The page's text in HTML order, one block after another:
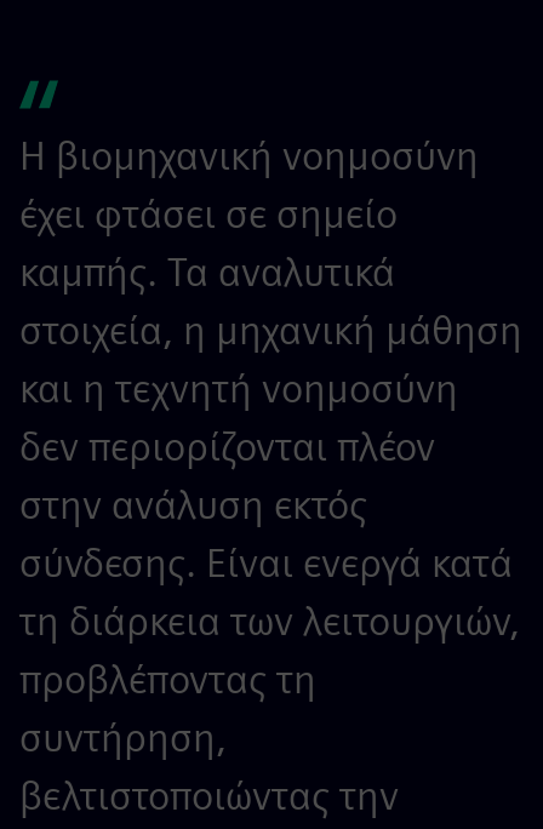
Η βιομηχανική νοημοσύνη
έχει φτάσει σε σημείο
καμπής. Τα αναλυτικά
στοιχεία, η μηχανική μάθηση
και η τεχνητή νοημοσύνη
δεν περιορίζονται πλέον
στην ανάλυση εκτός
σύνδεσης. Είναι ενεργά κατά
τη διάρκεια των λειτουργιών,
προβλέποντας τη
συντήρηση,
βελτιστοποιώντας την